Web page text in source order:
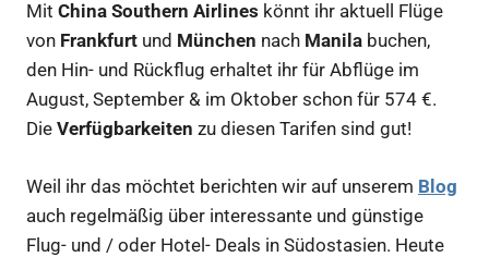
Mit China Southern Airlines könnt ihr aktuell Flüge
von Frankfurt und München nach Manila buchen,
den Hin- und Rückflug erhaltet ihr für Abflüge im
August, September & im Oktober schon für 574 €.
Die Verfügbarkeiten zu diesen Tarifen sind gut!
Weil ihr das möchtet berichten wir auf unserem Blog
auch regelmäßig über interessante und günstige
Flug- und / oder Hotel- Deals in Südostasien. Heute